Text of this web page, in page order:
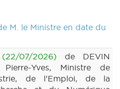
M. le Ministre en date du
(22/07/2026) de DEVIN
Yves, Ministre de
de l'Emploi, de la